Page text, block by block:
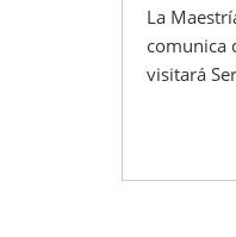
La
comunica
visitará